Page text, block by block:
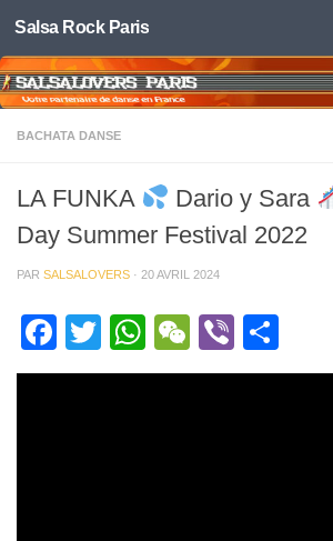
Skip to content
Salsa Rock Paris
BACHATA DANSE
LA FUNKA Dario y Sara
Day Summer Festival 2022
PAR SALSALOVERS · 20 AVRIL 2024
Facebook
TwitterWhatsApp
WeChat
Viber